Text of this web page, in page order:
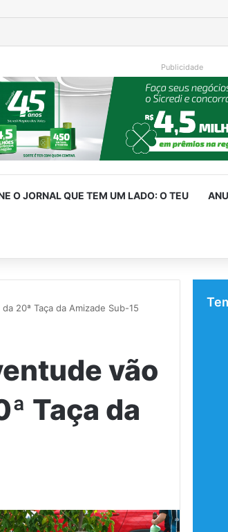
Publicidade
O JORNAL QUE TEM UM LADO: O TEU
20ª Taça da Amizade Sub-15
vão
Taça da